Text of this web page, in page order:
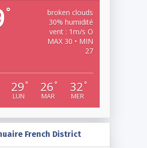
°
broken clouds
30% humidité
vent : 1m/s O
MAX 30 • MIN
27
29 °
LUN
26 °
MAR
32 °
MER
French District